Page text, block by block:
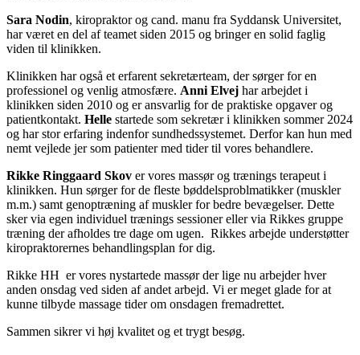
Sara Nodin, kiropraktor og cand. manu fra Syddansk Universitet,
har været en del af teamet siden 2015 og bringer en solid faglig
viden til klinikken.
Klinikken har også et erfarent sekretærteam, der sørger for en
professionel og venlig atmosfære. Anni Elvej har arbejdet i
klinikken siden 2010 og er ansvarlig for de praktiske opgaver og
patientkontakt. Helle startede som sekretær i klinikken sommer 2024
og har stor erfaring indenfor sundhedssystemet. Derfor kan hun med
nemt vejlede jer som patienter med tider til vores behandlere.
Rikke Ringgaard Skov er vores massør og trænings terapeut i
klinikken. Hun sørger for de fleste bøddelsproblmatikker (muskler
m.m.) samt genoptræning af muskler for bedre bevægelser. Dette
sker via egen individuel trænings sessioner eller via Rikkes gruppe
træning der afholdes tre dage om ugen. Rikkes arbejde understøtter
kiropraktorernes behandlingsplan for dig.
Rikke HH er vores nystartede massør der lige nu arbejder hver
anden onsdag ved siden af andet arbejd. Vi er meget glade for at
kunne tilbyde massage tider om onsdagen fremadrettet.
Sammen sikrer vi høj kvalitet og et trygt besøg.